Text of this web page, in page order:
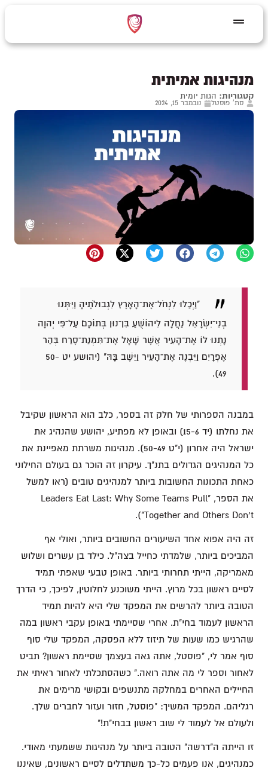
מנהיגות אמיתית
קטגוריות: הגות יומית
סת' פוסטל נובמבר 15, 2024
"וַיְכַלּוּ לִנְחֹל־אֶת־הָאָרֶץ לִגְבוּלֹתֶיהָ וַיִּתְּנוּ
בְנֵי־יִשְׂרָאֵל נַחֲלָה לִיהוֹשֻׁעַ בִּן־נוּן בְּתוֹכָם׃ עַל־פִּי יְהוָה
נָתְנוּ לוֹ אֶת־הָעִיר אֲשֶׁר שָׁאָל אֶת־תִּמְנַת־סֶרַח בְּהַר
אֶפְרָיִם וַיִּבְנֶה אֶת־הָעִיר וַיֵּשֶׁב בָּהּ" (יהושע יט 50-
49).
במבנה הספרותי של חלק זה בספר, כלב הוא הראשון שקיבל
את נחלתו (יד 15-6) ובאופן לא מפתיע, יהושע שהנהיג את
ישראל היה אחרון (י"ט 50-49). מנהיגות משרתת מאפיינת את
כל המנהיגים הגדולים בתנ"ך. עיקרון זה הוכר גם בעולם החילוני
כאחת התכונות החשובות ביותר למנהיגים טובים (ראו למשל
את הספר, "Leaders Eat Last: Why Some Teams Pull
Together and Others Don't").
זה היה אפוא אחד השיעורים החשובים ביותר, ואולי אף
המביכים ביותר, שלמדתי כחייל בצה"ל. כילד בן עשרים ושלוש
מאמריקה, הייתי תחרותי ביותר. באופן טבעי שאפתי תמיד
לסיים ראשון בכל מרוץ. הייתי משוכנע לחלוטין, לפיכך, כי הדרך
הטובה ביותר להרשים את המפקד שלי היא להיות תמיד
הראשון לעמוד בחי"ת. אחרי שסיימתי באופן עקבי ראשון במה
שהרגיש כמו שעות של תיזוז ללא הפסקה, המפקד שלי סוף
סוף אמר לי, "פוסטל, אתה גאה בעצמך שסיימת ראשון? תביט
לאחור וספר לי מה אתה רואה." כשהסתכלתי לאחור ראיתי את
החיילים האחרים במחלקה מתנשפים ובקושי מרימים את
רגליהם. המפקד המשיך: "פוסטל, חזור ועזור לחברים שלך.
ולעולם אל לעמוד לי שוב ראשון בבחי"ת!"
זו הייתה ה"דרשה" הטובה ביותר על מנהיגות ששמעתי מאודי.
כמנהיגים, אנו פעמים כל-כך משתדלים לסיים ראשונים, שאיננו